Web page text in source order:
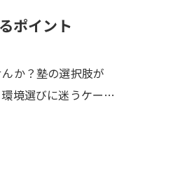
ポイント
か？塾の選択肢が
境選びに迷うケー…